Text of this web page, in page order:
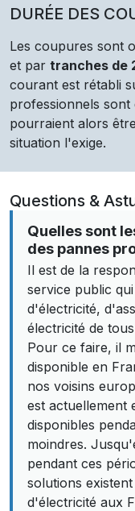
DURÉE DES
Les coupures sont
et par tranches de
courant est rétabli
professionnels
pourraient alors
situation l'exige.
Questions &
Quelles sont
des pannes
Il est de la
service public
d'électricité,
électricité de
Pour ce faire, il
disponible en
nos voisins
est actuellement
disponibles
moindres.
pendant ces
solutions
d'électricité aux